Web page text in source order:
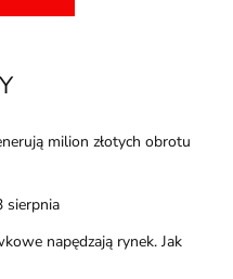
milion złotych obrotu
sierpnia
napędzają rynek. Jak